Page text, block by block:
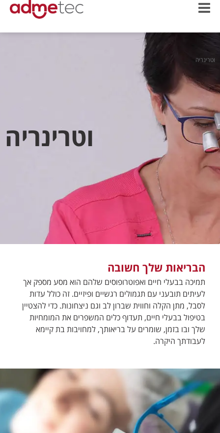
וטרינריה
וטרינריה
הבריאות שלך חשובה
תמיכה בבעלי חיים ואפוטרופוסים שלהם הוא מסע מספק אך
לעיתים תובעני עם תגמולים רגשיים ופיזיים. זה כולל עדות
לסבל, מתן הקלה וחווית שברון לב וגם ניצחונות. כדי להצטיין
בטיפול בבעלי חיים, תעדוף כלים המשפרים את המומחיות
שלך ובו בזמן, שומרים על בריאותך, למחויבות בת קיימא
לעבודתך היקרה.